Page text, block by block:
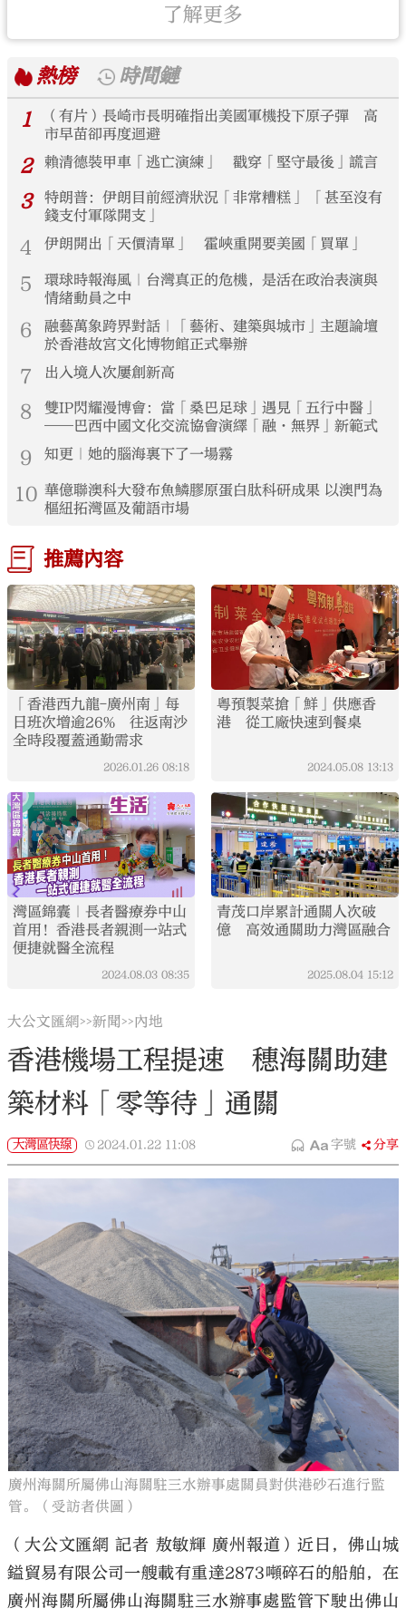
了解更多
熱榜
時間鏈
1
（有片）長崎市長明確指出美國軍機投下原子彈 高
市早苗卻再度迴避
2 賴清德裝甲車「逃亡演練」 戳穿「堅守最後」謊言
3
特朗普：伊朗目前經濟狀況「非常糟糕」 「甚至沒有
錢支付軍隊開支」
4 伊朗開出「天價清單」 霍峽重開要美國「買單」
5
環球時報海風｜台灣真正的危機，是活在政治表演與
情緒動員之中
6
融藝萬象跨界對話｜「藝術、建築與城市」主題論壇
於香港故宮文化博物館正式舉辦
7 出入境人次屢創新高
8
雙IP閃耀漫博會：當「桑巴足球」遇見「五行中醫」
——巴西中國文化交流協會演繹「融·無界」新範式
9 知更｜她的腦海裏下了一場霧
10 華億聯澳科大發布魚鱗膠原蛋白肽科研成果 以澳門為
樞紐拓灣區及葡語市場
推薦內容
「香港西九龍-廣州南」每
日班次增逾26% 往返南沙
全時段覆蓋通勤需求
2026.01.26 08:18
粵預製菜搶「鮮」供應香
港 從工廠快速到餐桌
2024.05.08 13:13
灣區錦囊｜長者醫療券中山
首用！香港長者親測一站式
便捷就醫全流程
2024.08.03 08:35
青茂口岸累計通關人次破
億 高效通關助力灣區融合
2025.08.04 15:12
大公文匯網>>新聞>>內地
香港機場工程提速 穗海關助建
築材料「零等待」通關
大灣區快線 2024.01.22 11:08 字號 分享
廣州海關所屬佛山海關駐三水辦事處關員對供港砂石進行監
管。（受訪者供圖）
（大公文匯網 記者 敖敏輝 廣州報道）近日，佛山城
鎰貿易有限公司一艘載有重達2873噸碎石的船舶，在
廣州海關所屬佛山海關駐三水辦事處監管下駛出佛山